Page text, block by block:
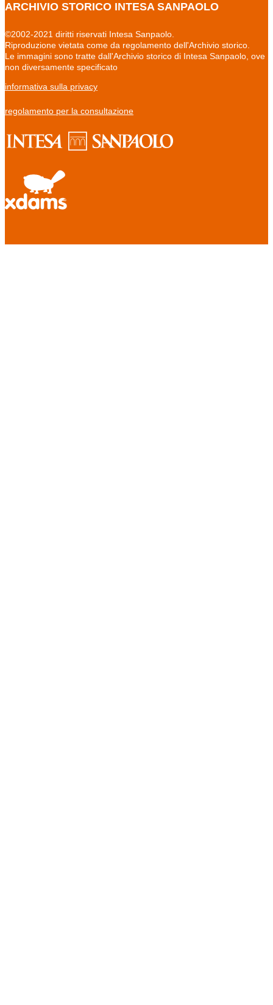
ARCHIVIO STORICO INTESA SANPAOLO
©2002-2021 diritti riservati Intesa Sanpaolo.
Riproduzione vietata come da regolamento dell'Archivio storico.
Le immagini sono tratte dall'Archivio storico di Intesa Sanpaolo, ove
non diversamente specificato
informativa sulla privacy
regolamento per la consultazione